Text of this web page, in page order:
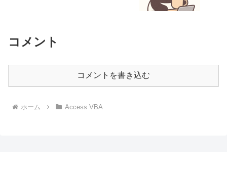
コメント
コメントを書き込む
ホーム Access VBA